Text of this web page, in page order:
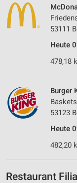
53111
Heute
478,18
Burger
53123
Heute
482,20
Restaurant